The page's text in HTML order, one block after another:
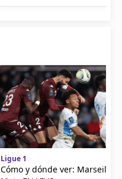
Ligue 1
Cómo y dónde ver: Marseille vs.